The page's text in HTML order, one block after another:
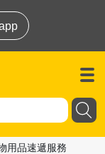
用品速遞服務